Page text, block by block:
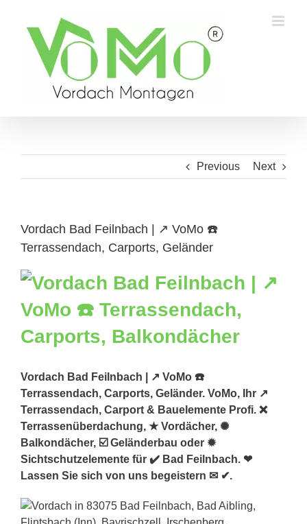
content
Previous Next
Vordach Bad Feilnbach | ↗️ VoMo ☎️
Terrassendach, Carports, Geländer
Vordach Bad Feilnbach | ↗️ VoMo ☎️
Terrassendach, Carports, Geländer. VoMo, Ihr ↗️
Terrassendach, Carport & Bauelemente Profi. ❌
Terrassenüberdachung, ★ Vordächer, ✺
Balkondächer, ☑️ Geländerbau oder ✹
Sichtschutzelemente für ✔️ Bad Feilnbach. ❤
Lassen Sie sich von uns begeistern ✉ ✔.